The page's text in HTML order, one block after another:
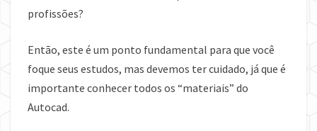
profissões?
Então, este é um ponto fundamental para que você
foque seus estudos, mas devemos ter cuidado, já que é
importante conhecer todos os “materiais” do
Autocad.